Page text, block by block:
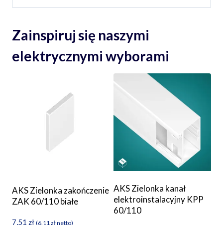
Zainspiruj się naszymi
elektrycznymi wyborami
AKS Zielonka zakończenie
ZAK 60/110 białe
7,51 zł (6,11złnetto)
AKS Zielonka kanał
elektroinstalacyjny KPP
60/110